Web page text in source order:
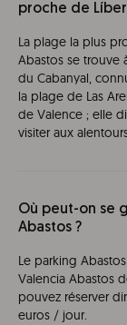
proche de
La plage la plus
Abastos se trouve
du Cabanyal,
la plage de Las
de Valence ; elle
visiter aux
Où peut-on se
Abastos ?
Le parking
Valencia Abastos
pouvez réserver
euros / jour.